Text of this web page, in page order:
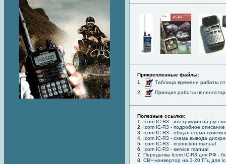
Прикрепленные файлы:
1.
Таблица времени работы от
2.
Принцип работы
Полезные ссылки:
1. Icom IC-R3 - инструкция на
2. Icom IC-R3 - подробное описание
3. Icom IC-R3 - общая схема
4. Icom IC-R3 - схема вывода
5. Icom IC-R3 - instruction manual
6. Icom IC-R3 - service manual
7. Переделка Icom IC-R3 для РФ -
8. СВЧ-конвертор на 3-20 ГГц для